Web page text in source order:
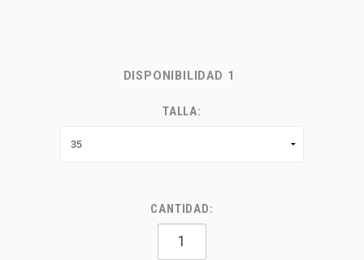
DISPONIBILIDAD 1
TALLA:
CANTIDAD: